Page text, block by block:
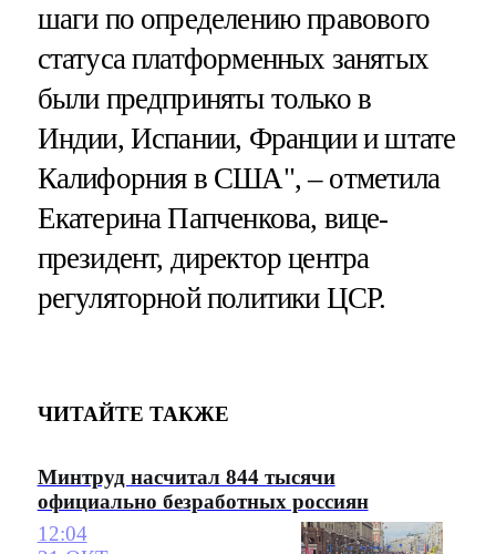
шаги по определению правового
статуса платформенных занятых
были предприняты только в
Индии, Испании, Франции и штате
Калифорния в США", – отметила
Екатерина Папченкова, вице-
президент, директор центра
регуляторной политики ЦСР.
ЧИТАЙТЕ ТАКЖЕ
Минтруд насчитал 844 тысячи
официально безработных россиян
12:04